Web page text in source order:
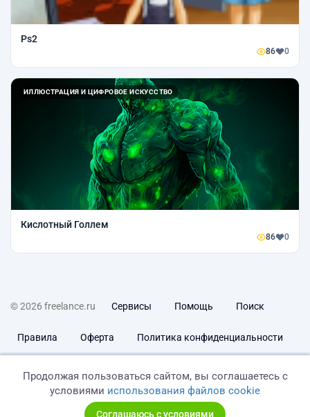
Ps2
86 0
ИЛЛЮСТРАЦИЯ И ЦИФРОВОЕ ИСКУССТВО
Кислотный Голлем
86 0
© 2026 freelance.ru Сервисы Помощь Поиск
Правила Оферта Политика конфиденциальности
Продолжая пользоваться сайтом, вы соглашаетесь с
условиями использования файлов cookie
Соглашаюсь с условиями